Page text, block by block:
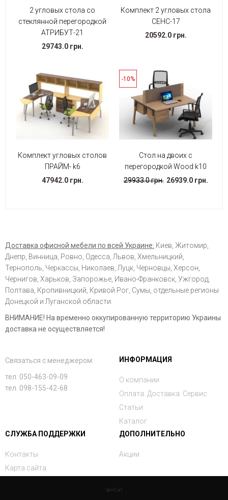
2 угловых стола со
стеклянной перегородкой
АТРИБУТ-21
29743.0 грн.
Комплект 2 угловых стола
СЕНС-17
20592.0 грн.
Комплект угловых столов
ПРАЙМ- k6
47942.0 грн.
-10%
Стол на двоих с
перегородкой Wood k10
29933.0 грн. 26939.0 грн.
Доставка офисной мебели по всей Украине: Киев, Житомир,
Днепр, Винница, Ровно, Одесса, Львов, Хмельницкий,
Тернополь, Черкассы, Николаев, Луцк, Черновцы, Херсон,
Чернигов, Харьков, Запорожье, Ивано-Франковск, Ужгород,
Полтава, Кропивницкий, Кривой Рог, Сумы, отдельные регионы
Донецкой и Луганской области.
ВНИМАНИЕ! На временно оккупированную территорию Украины
доставка не осуществляется!
Связаться с менеджером:
тел. 050-463-09-09
тел. 098-155-42-68
ИНФОРМАЦИЯ
О компании
Оплата. Доставка. Сервис
Статьи
Каталог
СЛУЖБА ПОДДЕРЖКИ
Контакты
Карта сайта
ДОПОЛНИТЕЛЬНО
Акции
OpenCart